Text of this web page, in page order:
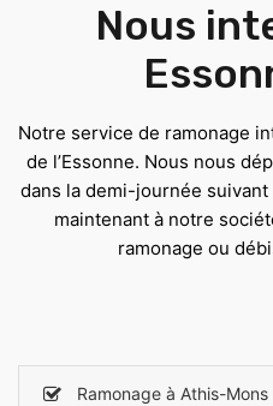
Nous
Notre service de ramonage
de l’Essonne. Nous nous
dans la demi-journée
maintenant à notre
ramonage ou
Ramonage à Athis-